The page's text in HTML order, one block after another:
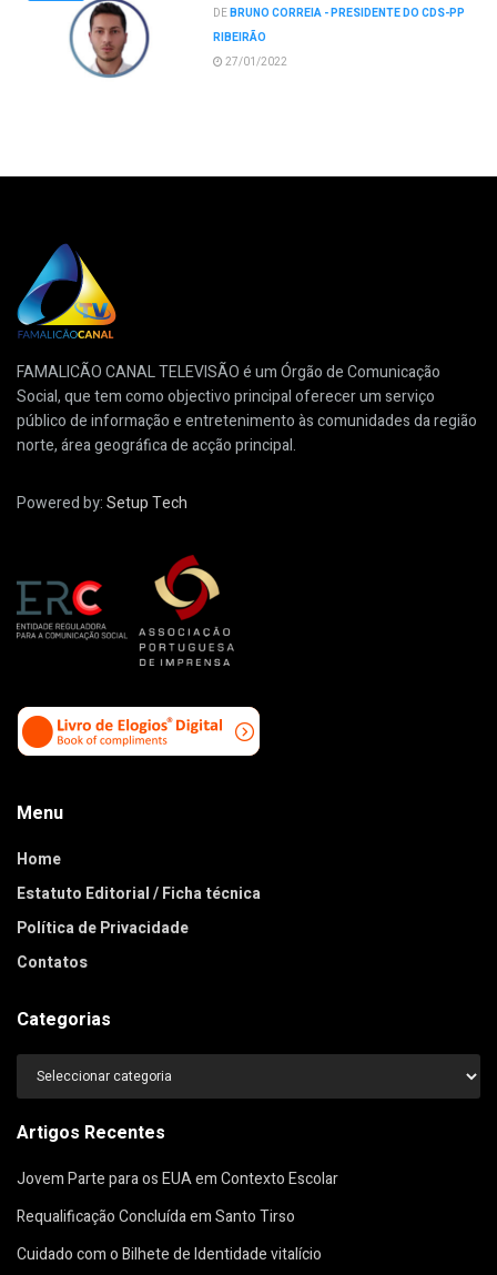
DEBRUNO CORREIA - PRESIDENTE DO CDS-PP
RIBEIRÃO
27/01/2022
FAMALICÃO CANAL TELEVISÃO é um Órgão de Comunicação
Social, que tem como objectivo principal oferecer um serviço
público de informação e entretenimento às comunidades da região
norte, área geográfica de acção principal.
Powered by:Setup Tech
Menu
Home
Estatuto Editorial / Ficha técnica
Política de Privacidade
Contatos
Categorias
Categorias
Artigos Recentes
Jovem Parte para os EUA em Contexto Escolar
Requalificação Concluída em Santo Tirso
Cuidado com o Bilhete de Identidade vitalício